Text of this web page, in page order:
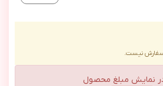
سفارش نیست.
نمایش مبلغ محصول